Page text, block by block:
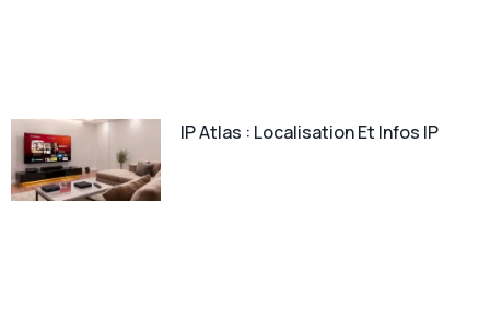
IP Atlas : Localisation Et Infos IP